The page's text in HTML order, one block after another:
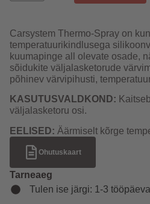
Carsystem Thermo-Spray on
temperatuurikindlusega
kuumapinge all olevate osade,
sõidukite väljalasketorude
põhinev värvipihusti,
KASUTUSVALDKOND:
väljalasketoru osi.
EELISED: Äärmiselt kõrge
Ohutuskaart
Tarneaeg
Tulen ise järgi: 1-3 tööpäeva